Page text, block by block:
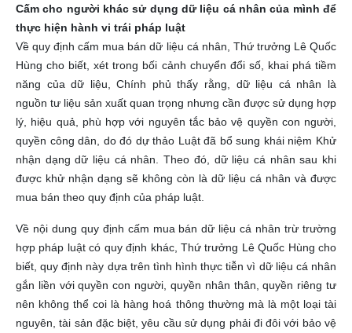
Cấm cho người khác sử dụng dữ liệu cá nhân của mình để
thực hiện hành vi trái pháp luật
Về quy định cấm mua bán dữ liệu cá nhân, Thứ trưởng Lê Quốc
Hùng cho biết, xét trong bối cảnh chuyển đổi số, khai phá tiềm
năng của dữ liệu, Chính phủ thấy rằng, dữ liệu cá nhân là
nguồn tư liệu sản xuất quan trọng nhưng cần được sử dụng hợp
lý, hiệu quả, phù hợp với nguyên tắc bảo vệ quyền con người,
quyền công dân, do đó dự thảo Luật đã bổ sung khái niệm Khử
nhận dạng dữ liệu cá nhân. Theo đó, dữ liệu cá nhân sau khi
được khử nhận dạng sẽ không còn là dữ liệu cá nhân và được
mua bán theo quy định của pháp luật.
Về nội dung quy định cấm mua bán dữ liệu cá nhân trừ trường
hợp pháp luật có quy định khác, Thứ trưởng Lê Quốc Hùng cho
biết, quy định này dựa trên tình hình thực tiễn vì dữ liệu cá nhân
gắn liền với quyền con người, quyền nhân thân, quyền riêng tư
nên không thể coi là hàng hoá thông thường mà là một loại tài
nguyên, tài sản đặc biệt, yêu cầu sử dụng phải đi đôi với bảo vệ